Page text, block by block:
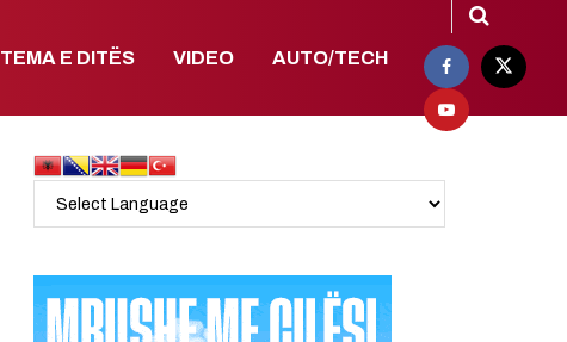
TEMA E DITËS VIDEO AUTO/TECH